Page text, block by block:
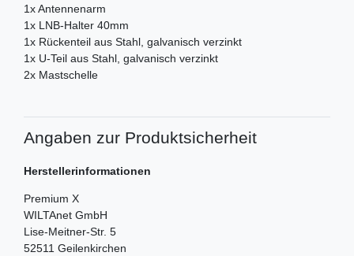
1x Antennenarm
1x LNB-Halter 40mm
1x Rückenteil aus Stahl, galvanisch verzinkt
1x U-Teil aus Stahl, galvanisch verzinkt
2x Mastschelle
Angaben zur Produktsicherheit
Herstellerinformationen
Premium X
WILTAnet GmbH
Lise-Meitner-Str. 5
52511 Geilenkirchen